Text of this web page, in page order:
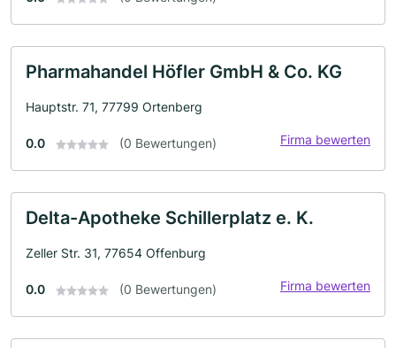
Pharmahandel Höfler GmbH & Co. KG
Hauptstr. 71, 77799 Ortenberg
0.0 (0 Bewertungen) Firma bewerten
Delta-Apotheke Schillerplatz e. K.
Zeller Str. 31, 77654 Offenburg
0.0 (0 Bewertungen) Firma bewerten